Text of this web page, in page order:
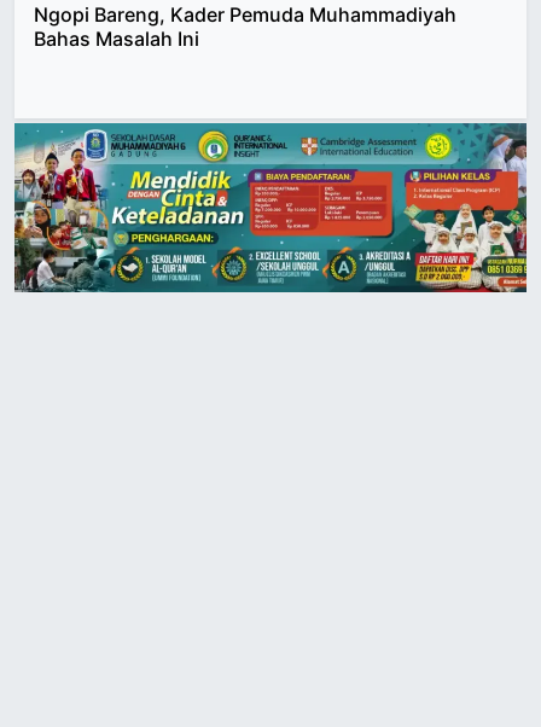
Ngopi Bareng, Kader Pemuda Muhammadiyah
Bahas Masalah Ini